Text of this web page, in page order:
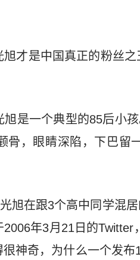
才是中国真正的粉丝
是一个典型的85后小
骨，眼睛深陷，下巴留
旭在跟3个高中同学混
年3月21日的
神奇，为什么一个发